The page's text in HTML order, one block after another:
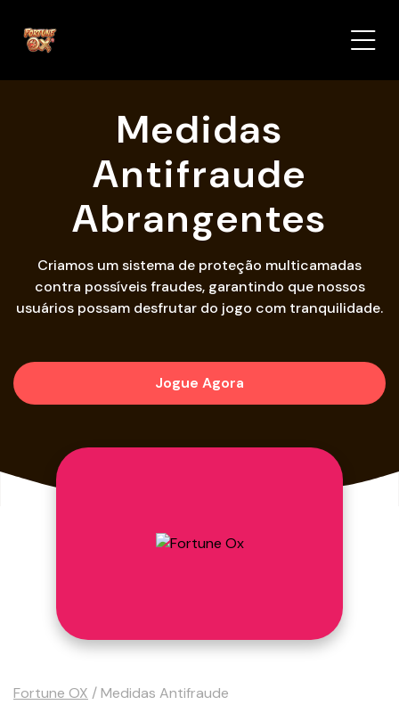
Medidas
Antifraude
Abrangentes
Criamos um sistema de proteção multicamadas
contra possíveis fraudes, garantindo que nossos
usuários possam desfrutar do jogo com tranquilidade.
Jogue Agora
Fortune OX /Medidas Antifraude